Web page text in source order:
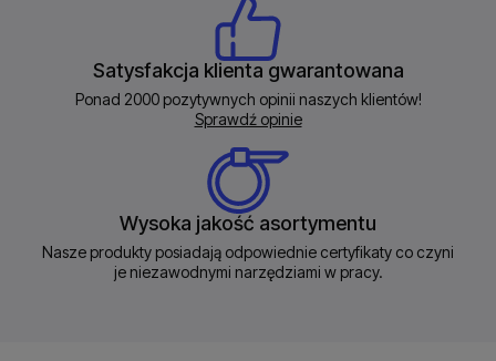
Satysfakcja klienta gwarantowana
Ponad 2000 pozytywnych opinii naszych klientów!
Sprawdź opinie
Wysoka jakość asortymentu
Nasze produkty posiadają odpowiednie certyfikaty co czyni
je niezawodnymi narzędziami w pracy.